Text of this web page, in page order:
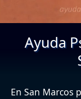
Ayuda
En San Marcos